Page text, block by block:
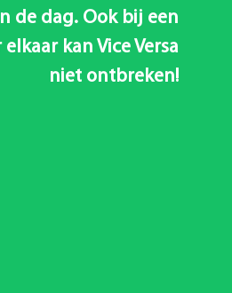
de dag. Ook bij een
kan Vice Versa
niet ontbreken!